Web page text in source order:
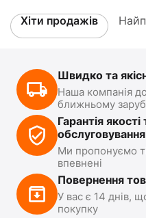
Хіти продажів
Швидко та
Наша компанія
ближньому
Гарантія якості
обслуговування
Ми пропонуємо
впевнені
Повернення
У вас є 14 днів,
покупку